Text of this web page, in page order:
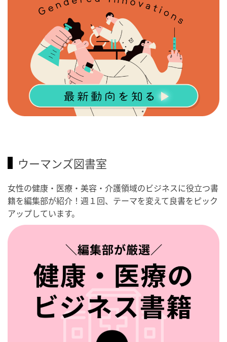
ウーマンズ図書室
女性の健康・医療・美容・介護領域のビジネスに役立つ書
籍を編集部が紹介！週１回、テーマを変えて良書をピック
アップしています。